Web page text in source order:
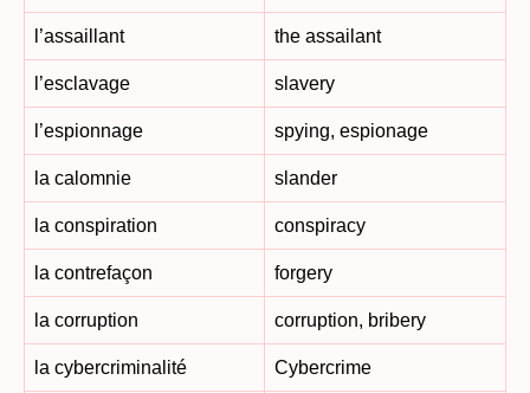
l’assaillant the assailant
l’esclavage slavery
l’espionnage spying, espionage
la calomnie slander
la conspiration conspiracy
la contrefaçon forgery
la corruption corruption, bribery
la cybercriminalité Cybercrime